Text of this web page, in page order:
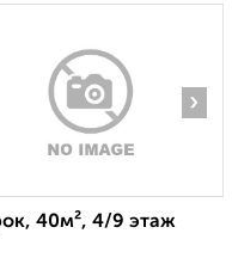
›
40м², 4/9 этаж